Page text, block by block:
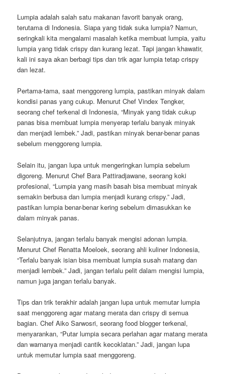
Lumpia adalah salah satu makanan favorit banyak orang,
terutama di Indonesia. Siapa yang tidak suka lumpia? Namun,
seringkali kita mengalami masalah ketika membuat lumpia, yaitu
lumpia yang tidak crispy dan kurang lezat. Tapi jangan khawatir,
kali ini saya akan berbagi tips dan trik agar lumpia tetap crispy
dan lezat.
Pertama-tama, saat menggoreng lumpia, pastikan minyak dalam
kondisi panas yang cukup. Menurut Chef Vindex Tengker,
seorang chef terkenal di Indonesia, “Minyak yang tidak cukup
panas bisa membuat lumpia menyerap terlalu banyak minyak
dan menjadi lembek.” Jadi, pastikan minyak benar-benar panas
sebelum menggoreng lumpia.
Selain itu, jangan lupa untuk mengeringkan lumpia sebelum
digoreng. Menurut Chef Bara Pattiradjawane, seorang koki
profesional, “Lumpia yang masih basah bisa membuat minyak
semakin berbusa dan lumpia menjadi kurang crispy.” Jadi,
pastikan lumpia benar-benar kering sebelum dimasukkan ke
dalam minyak panas.
Selanjutnya, jangan terlalu banyak mengisi adonan lumpia.
Menurut Chef Renatta Moeloek, seorang ahli kuliner Indonesia,
“Terlalu banyak isian bisa membuat lumpia susah matang dan
menjadi lembek.” Jadi, jangan terlalu pelit dalam mengisi lumpia,
namun juga jangan terlalu banyak.
Tips dan trik terakhir adalah jangan lupa untuk memutar lumpia
saat menggoreng agar matang merata dan crispy di semua
bagian. Chef Aiko Sarwosri, seorang food blogger terkenal,
menyarankan, “Putar lumpia secara perlahan agar matang merata
dan warnanya menjadi cantik kecoklatan.” Jadi, jangan lupa
untuk memutar lumpia saat menggoreng.